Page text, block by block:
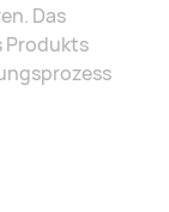
Das
Produkts